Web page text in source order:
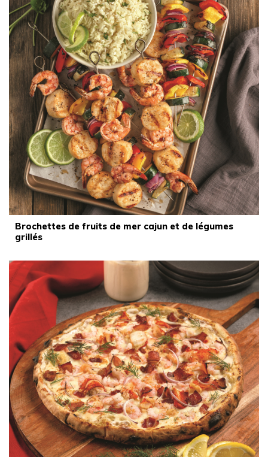
Brochettes de fruits de mer cajun et de légumes
grillés